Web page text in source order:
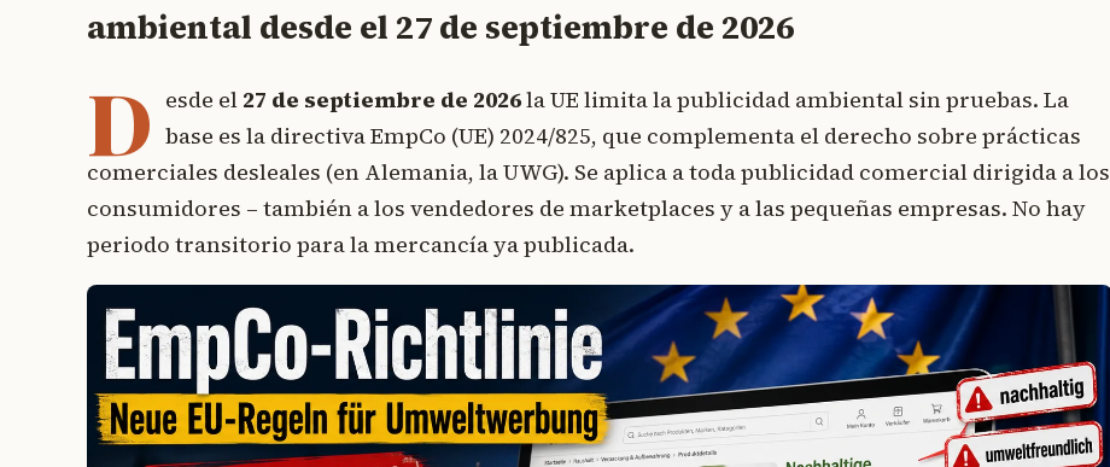
ambiental desde el 27 de septiembre de 2026
D esde el 27 de septiembre de 2026la UE limita la publicidad ambiental sin pruebas. La
base es la directiva EmpCo (UE) 2024/825, que complementa el derecho sobre prácticas
comerciales desleales (en Alemania, la UWG). Se aplica a toda publicidad comercial dirigida a los
consumidores – también a los vendedores de marketplaces y a las pequeñas empresas. No hay
periodo transitorio para la mercancía ya publicada.